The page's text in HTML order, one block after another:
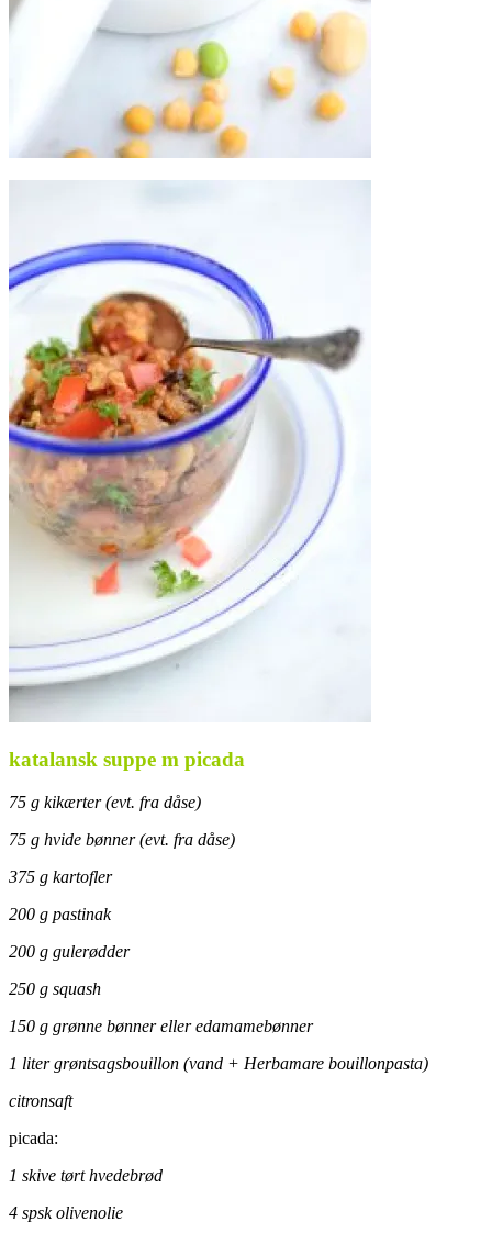
katalansk suppe m picada
75 g kikærter (evt. fra dåse)
75 g hvide bønner (evt. fra dåse)
375 g kartofler
200 g pastinak
200 g gulerødder
250 g squash
150 g grønne bønner eller edamamebønner
1 liter grøntsagsbouillon (vand + Herbamare bouillonpasta)
citronsaft
picada:
1 skive tørt hvedebrød
4 spsk olivenolie